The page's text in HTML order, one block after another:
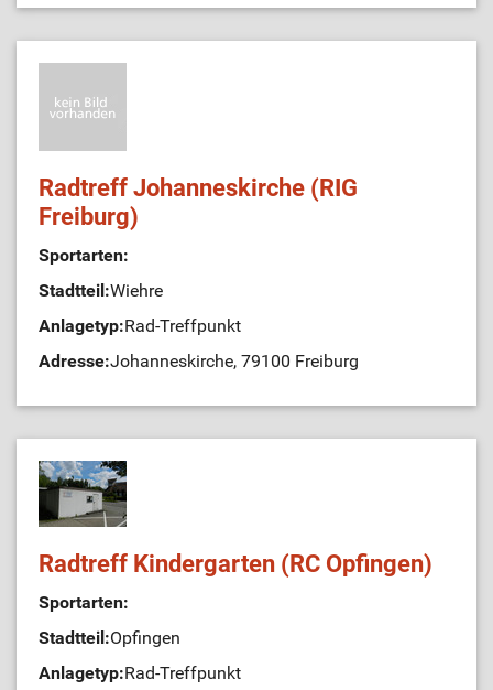
Radtreff Johanneskirche (RIG
Freiburg)
Sportarten:
Stadtteil:Wiehre
Anlagetyp:Rad-Treffpunkt
Adresse:Johanneskirche, 79100 Freiburg
Radtreff Kindergarten (RC Opfingen)
Sportarten:
Stadtteil:Opfingen
Anlagetyp:Rad-Treffpunkt